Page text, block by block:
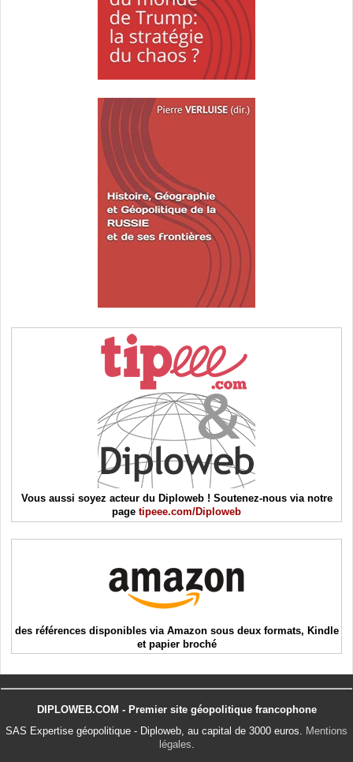
Vous aussi soyez acteur du Diploweb ! Soutenez-nous via notre
page tipeee.com/Diploweb
des références disponibles via Amazon sous deux formats, Kindle
et papier broché
DIPLOWEB.COM - Premier site géopolitique francophone
SAS Expertise géopolitique - Diploweb, au capital de 3000 euros. Mentions
légales.